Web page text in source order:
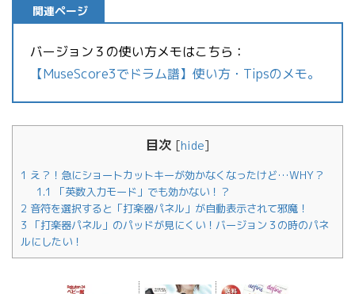
関連ページ
バージョン３の使い方メモはこちら：
【MuseScore3でドラム譜】使い方・Tipsのメモ。
目次 [hide]
1 え？！急にショートカットキーが効かなくなったけど…WHY？
1.1
「英数入力モード」でも効かない！？
2 音符を選択すると「打楽器パネル」が自動表示されて邪魔！
3 「打楽器パネル」のパッドが見にくい！バージョン３の時のパネ
ルにしたい！